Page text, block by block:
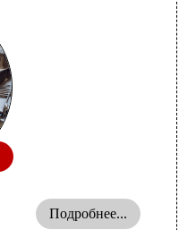
Подробнее...